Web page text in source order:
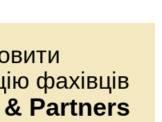
фахівців
Partners